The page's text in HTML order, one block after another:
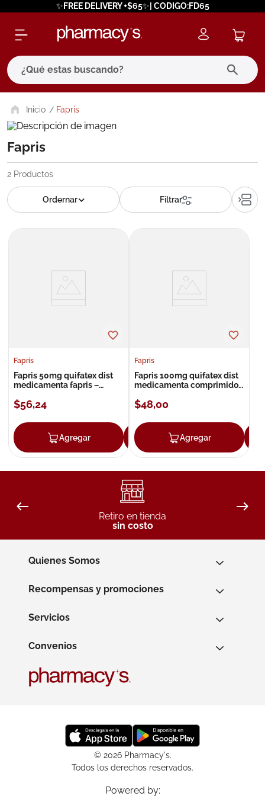
✨FREE DELIVERY +$65✨| CODIGO:FD65
¿Qué estas buscando?
Fapris
Fapris
2 Productos
Fapris
Fapris 50mg quifatex dist
medicamenta fapris –
$56,24
Agregar Agregar
Fapris
Fapris 100mg quifatex dist
medicamenta comprimidos
$48,00
Agregar
Retiro en tienda
sin costo
Quienes Somos
Recompensas y promociones
Servicios
Convenios
© 2026 Pharmacy's.
Todos los derechos reservados.
Powered by:
términos más buscados
1. eucerin
2. protector solar
3. bioderma
5. cerave
roche posay
nivea